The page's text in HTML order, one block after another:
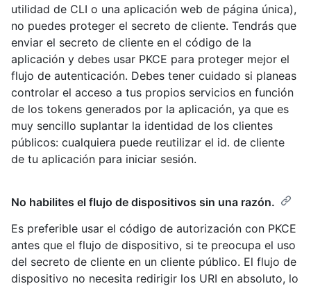
utilidad de CLI o una aplicación web de página única),
no puedes proteger el secreto de cliente. Tendrás que
enviar el secreto de cliente en el código de la
aplicación y debes usar PKCE para proteger mejor el
flujo de autenticación. Debes tener cuidado si planeas
controlar el acceso a tus propios servicios en función
de los tokens generados por la aplicación, ya que es
muy sencillo suplantar la identidad de los clientes
públicos: cualquiera puede reutilizar el id. de cliente
de tu aplicación para iniciar sesión.
No habilites el flujo de dispositivos sin una razón.
Es preferible usar el código de autorización con PKCE
antes que el flujo de dispositivo, si te preocupa el uso
del secreto de cliente en un cliente público. El flujo de
dispositivo no necesita redirigir los URI en absoluto, lo